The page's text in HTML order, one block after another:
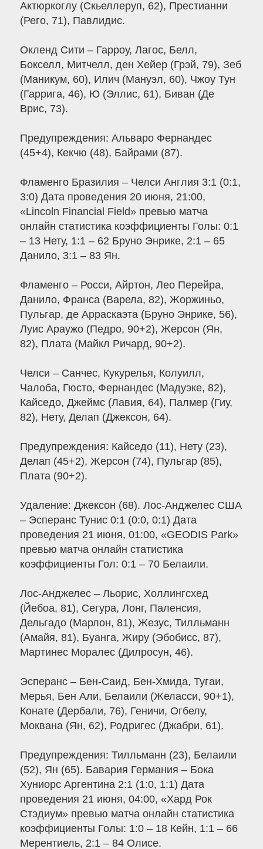
Актюркоглу (Скьеллеруп, 62), Престианни
(Рего, 71), Павлидис.
Окленд Сити – Гарроу, Лагос, Белл,
Бокселл, Митчелл, ден Хейер (Грэй, 79), Зеб
(Маникум, 60), Илич (Мануэл, 60), Чжоу Тун
(Гаррига, 46), Ю (Эллис, 61), Биван (Де
Врис, 73).
Предупреждения: Альваро Фернандес
(45+4), Кекчю (48), Байрами (87).
Фламенго Бразилия – Челси Англия 3:1 (0:1,
3:0) Дата проведения 20 июня, 21:00,
«Lincoln Financial Field» превью матча
онлайн статистика коэффициенты Голы: 0:1
– 13 Нету, 1:1 – 62 Бруно Энрике, 2:1 – 65
Данило, 3:1 – 83 Ян.
Фламенго – Росси, Айртон, Лео Перейра,
Данило, Франса (Варела, 82), Жоржиньо,
Пульгар, де Арраскаэта (Бруно Энрике, 56),
Луис Араужо (Педро, 90+2), Жерсон (Ян,
82), Плата (Майкл Ричард, 90+2).
Челси – Санчес, Кукурелья, Колуилл,
Чалоба, Гюсто, Фернандес (Мадуэке, 82),
Кайседо, Джеймс (Лавия, 64), Палмер (Гиу,
82), Нету, Делап (Джексон, 64).
Предупреждения: Кайседо (11), Нету (23),
Делап (45+2), Жерсон (74), Пульгар (85),
Плата (90+2).
Удаление: Джексон (68). Лос-Анджелес США
– Эсперанс Тунис 0:1 (0:0, 0:1) Дата
проведения 21 июня, 01:00, «GEODIS Park»
превью матча онлайн статистика
коэффициенты Гол: 0:1 – 70 Белаили.
Лос-Анджелес – Льорис, Холлингсхед
(Йебоа, 81), Сегура, Лонг, Паленсия,
Дельгадо (Марлон, 81), Жезус, Тилльманн
(Амайя, 81), Буанга, Жиру (Эбобисс, 87),
Мартинес Моралес (Дилросун, 46).
Эсперанс – Бен-Саид, Бен-Хмида, Тугаи,
Мерья, Бен Али, Белаили (Желасси, 90+1),
Конате (Дербали, 76), Геничи, Огбелу,
Моквана (Ян, 62), Родригес (Джабри, 61).
Предупреждения: Тилльманн (23), Белаили
(52), Ян (65). Бавария Германия – Бока
Хуниорс Аргентина 2:1 (1:0, 1:1) Дата
проведения 21 июня, 04:00, «Хард Рок
Стэдиум» превью матча онлайн статистика
коэффициенты Голы: 1:0 – 18 Кейн, 1:1 – 66
Мерентиель, 2:1 – 84 Олисе.